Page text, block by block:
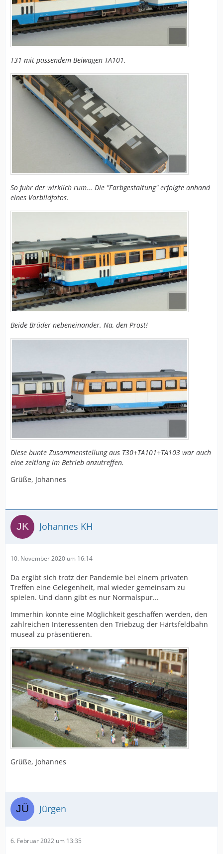
T31 mit passendem Beiwagen TA101.
So fuhr der wirklich rum... Die "Farbgestaltung" erfolgte anhand
eines Vorbildfotos.
Beide Brüder nebeneinander. Na, den Prost!
Diese bunte Zusammenstellung aus T30+TA101+TA103 war auch
eine zeitlang im Betrieb anzutreffen.
Grüße, Johannes
Johannes KH
10. November 2020 um 16:14
Da ergibt sich trotz der Pandemie bei einem privaten
Treffen eine Gelegenheit, mal wieder gemeinsam zu
spielen. Und dann gibt es nur Normalspur...
Immerhin konnte eine Möglichkeit geschaffen werden, den
zahlreichen Interessenten den Triebzug der Härtsfeldbahn
museal zu präsentieren.
Grüße, Johannes
Jürgen
6. Februar 2022 um 13:35